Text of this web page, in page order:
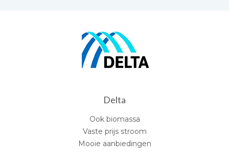
Delta
Ook biomassa
Vaste prijs stroom
Mooie aanbiedingen